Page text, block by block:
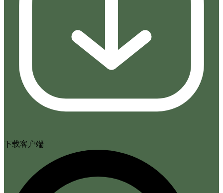
下载客户端